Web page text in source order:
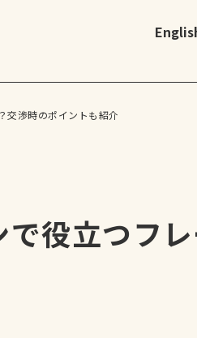
交渉時のポイントも紹介
役立つフ